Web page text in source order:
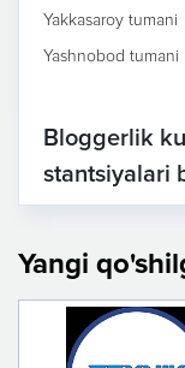
Yakkasaroy tumani
Yashnobod tumani
Bloggerlik
stantsiyalari
Yangi